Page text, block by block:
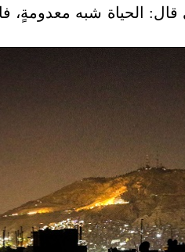
قال: الحياة شبه معدومةٍ،